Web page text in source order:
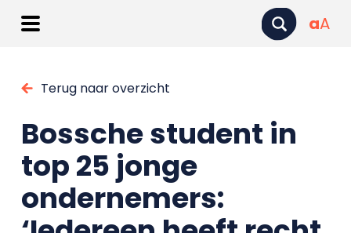
aA
Terug naar overzicht
Bossche student in
top 25 jonge
ondernemers: